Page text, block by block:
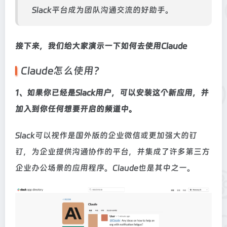
Slack平台成为团队沟通交流的好助手。
接下来，我们给大家演示一下如何去使用Claude
Claude怎么使用？
1、如果你已经是Slack用户，可以安装这个新应用，并
加入到你任何想要开启的频道中。
Slack可以视作是国外版的企业微信或更加强大的钉
钉，为企业提供沟通协作的平台，并集成了许多第三方
企业办公场景的应用程序。Claude也是其中之一。